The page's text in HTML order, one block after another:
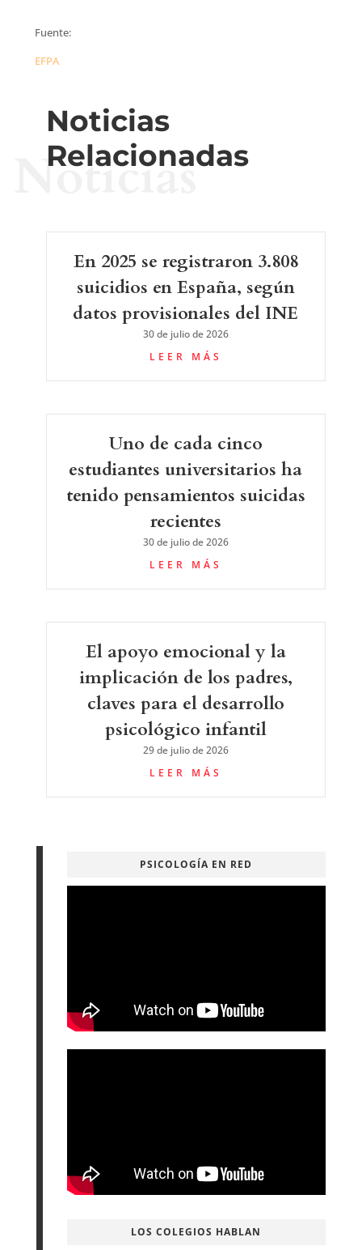
Fuente:
EFPA
Noticias
Relacionadas
Noticias
En 2025 se registraron 3.808
suicidios en España, según
datos provisionales del INE
30 de julio de 2026
LEER MÁS
Uno de cada cinco
estudiantes universitarios ha
tenido pensamientos suicidas
recientes
30 de julio de 2026
LEER MÁS
El apoyo emocional y la
implicación de los padres,
claves para el desarrollo
psicológico infantil
29 de julio de 2026
LEER MÁS
PSICOLOGÍA EN RED
LOS COLEGIOS HABLAN